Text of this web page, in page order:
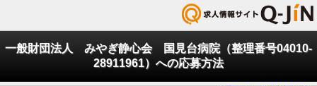
一般財団法人 みやぎ静心会 国見台病院（整理番号04010-
28911961）への応募方法